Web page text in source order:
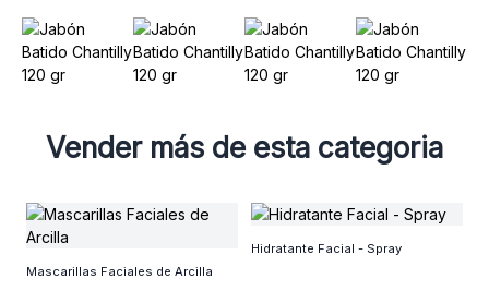
Vender más de esta categoria
Mascarillas Faciales de Arcilla
Hidratante Facial - Spray